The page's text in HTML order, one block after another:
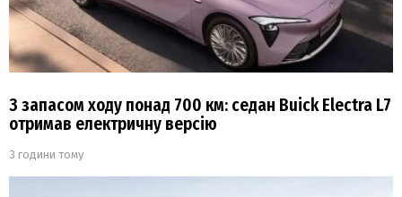
З запасом ходу понад 700 км: седан Buick Electra L7
отримав електричну версію
3 години тому